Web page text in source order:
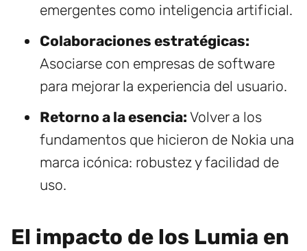
emergentes como inteligencia artificial.
Colaboraciones estratégicas:
Asociarse con empresas de software
para mejorar la experiencia del usuario.
Retorno a la esencia: Volver a los
fundamentos que hicieron de Nokia una
marca icónica: robustez y facilidad de
uso.
El impacto de los Lumia en